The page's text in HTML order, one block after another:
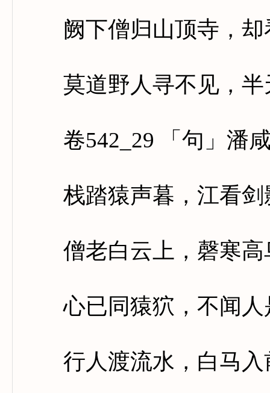
阙下僧归山顶寺，却
莫道野人寻不见，半
卷542_29 「句」潘
栈踏猿声暮，江看剑
僧老白云上，磬寒高
心已同猿狖，不闻人
行人渡流水，白马入